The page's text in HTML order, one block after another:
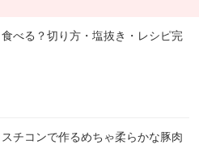
べる？切り方・塩抜き・レシピ完
チコンで作るめちゃ柔らかな豚肉